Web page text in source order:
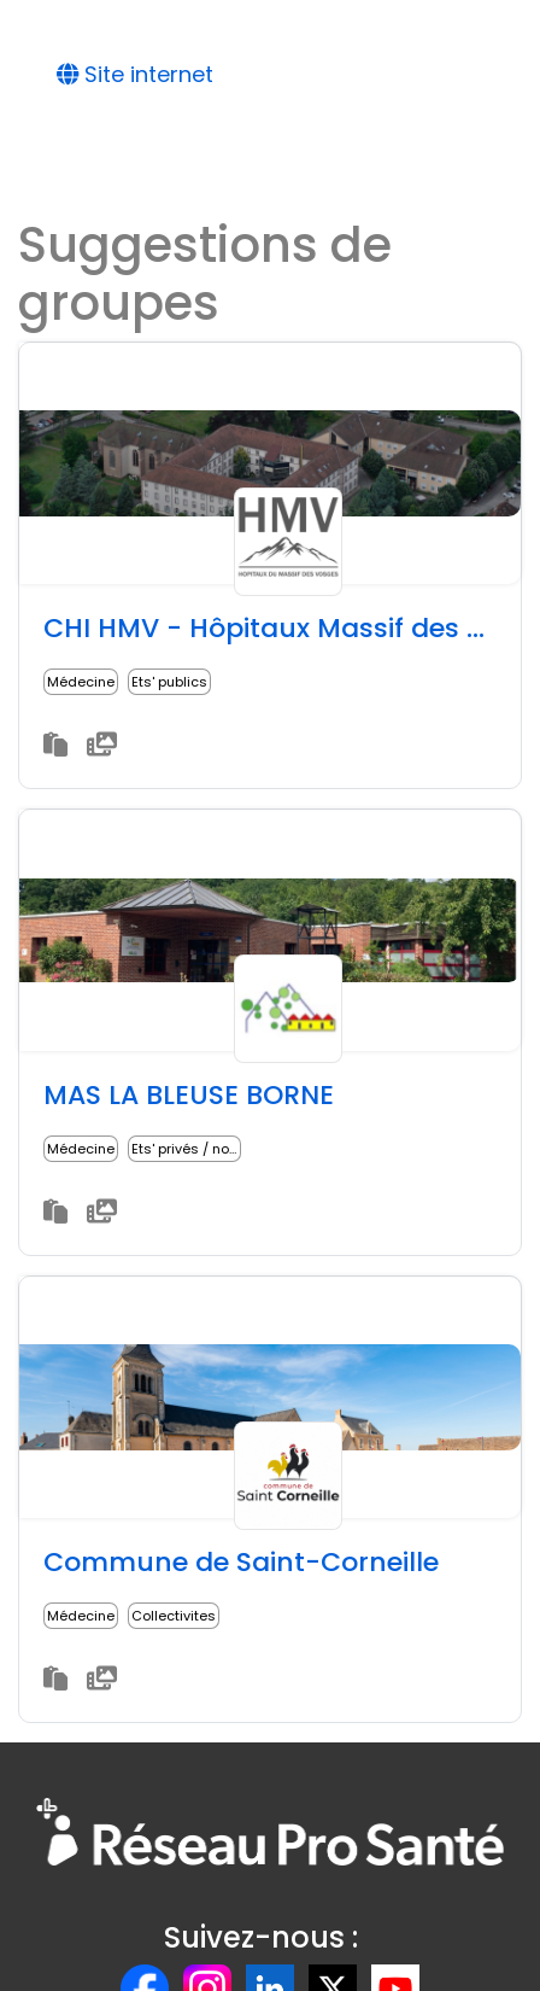
Site internet
Suggestions de
groupes
CHI HMV - Hôpitaux Massif des Vosges
Médecine Ets' publics
MAS LA BLEUSE BORNE
Médecine Ets' privés / non lucratifs
Commune de Saint-Corneille
Médecine Collectivites
Suivez-nous :